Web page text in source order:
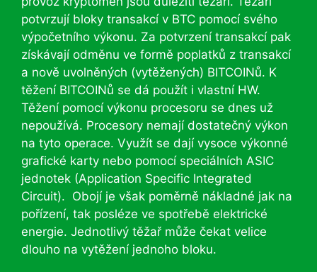
potvrzují bloky transakcí v BTC pomocí svého
výpočetního výkonu. Za potvrzení transakcí pak
získávají odměnu ve formě poplatků z transakcí
a nově uvolněných (vytěžených) BITCOINů. K
těžení BITCOINů se dá použít i vlastní HW.
Těžení pomocí výkonu procesoru se dnes už
nepoužívá. Procesory nemají dostatečný výkon
na tyto operace. Využít se dají vysoce výkonné
grafické karty nebo pomocí speciálních ASIC
jednotek (Application Specific Integrated
Circuit). Obojí je však poměrně nákladné jak na
pořízení, tak posléze ve spotřebě elektrické
energie. Jednotlivý těžař může čekat velice
dlouho na vytěžení jednoho bloku.